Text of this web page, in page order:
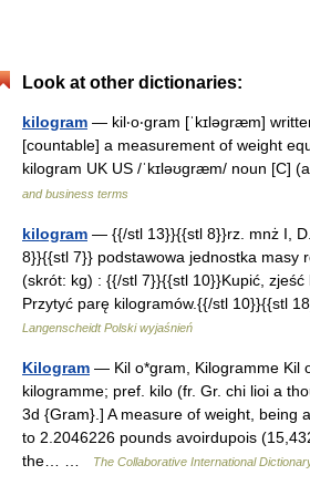
Look at other dictionaries:
kilogram — kil‧o‧gram [ˈkɪləgræm]
[countable] a measurement of weight
kilogram UK US /ˈkɪləʊgræm/ noun [C]
and business terms
kilogram — {{/stl 13}}{{stl 8}}rz. mnż I,
8}}{{stl 7}} podstawowa jednostka masy
(skrót: kg) : {{/stl 7}}{{stl 10}}Kupić, zjeść
Przytyć parę kilogramów.{{/stl 10}}{{stl
Langenscheidt Polski wyjaśnień
Kilogram — Kil o*gram, Kilogramme Kil
kilogramme; pref. kilo (fr. Gr. chi lioi a
3d {Gram}.] A measure of weight, being
to 2.2046226 pounds avoirdupois
the… …
The Collaborative International